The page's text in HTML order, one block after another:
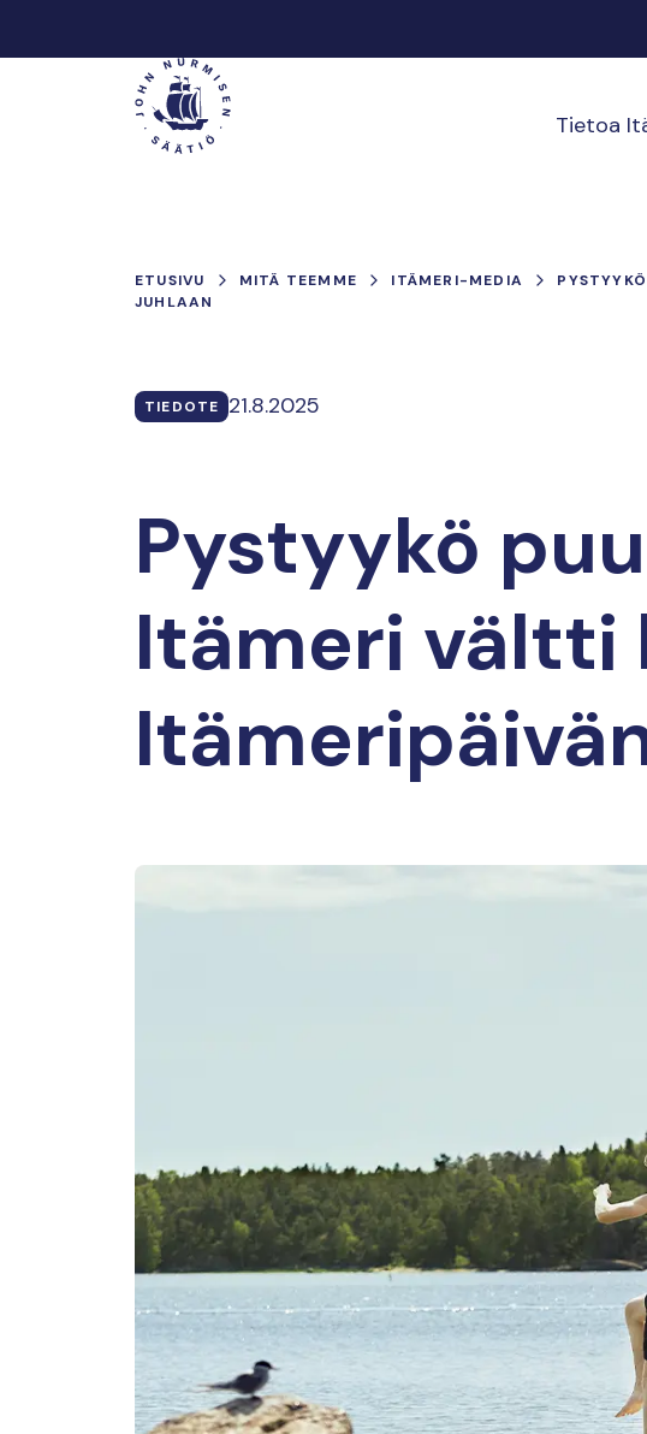
Päävalikko Tietoa
ETUSIVU MITÄ TEEMME ITÄMERI-MEDIA
JUHLAAN
TIEDOTE 21.8.2025
Pystyykö
Itämeri vältti